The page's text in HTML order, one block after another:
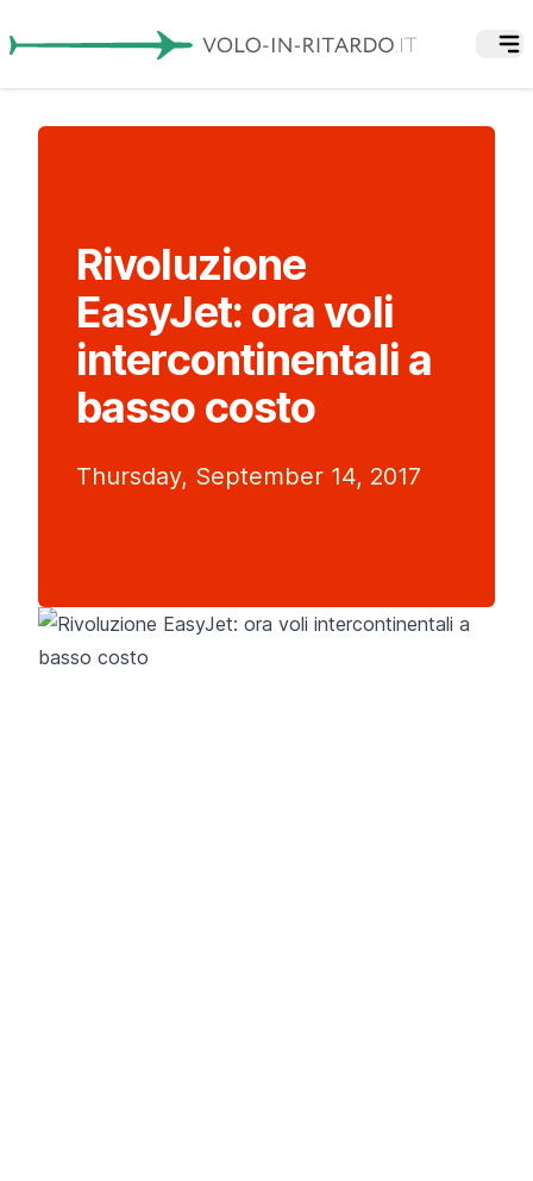
Rivoluzione
EasyJet: ora voli
intercontinentali a
basso costo
Thursday, September 14, 2017